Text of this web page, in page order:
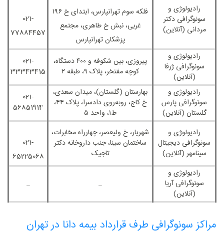
رادیولوژی و
سونوگرافی دکتر
مردانی (آنلاین)
فلکه سوم تهرانپارس، ابتدای خ ۱۹۶
غربی، نبش خ طاهری، مجتمع
پزشکان تهرانپارس
021-
77884457
رادیولوژی و
سونوگرافی ژرفا
(آنلاین)
پیروزی، بین شکوفه و ۴۰۰ دستگاه،
کوچه مفتخر، پلاک ۹، طبقه ۲
021-
33343415
رادیولوژی و
سونوگرافی پارس
گلستان (آنلاین)
بهارستان (گلستان)، میدان سعدی،
خ کاج، روبه‌روی دادسرا، پلاک ۴۴،
ط۱، واحد ۵
021-
56851914
رادیولوژی و
سونوگرافی دیجیتال
سینامهر (آنلاین)
شهریار، خ ولیعصر، چهارراه مخابرات،
ساختمان سینا، جنب داروخانه دکتر
تاجیک
021-
65225068
رادیولوژی و
سونوگرافی آریا
(آنلاین)
_
_
مراکز سونوگرافی طرف قرارداد بیمه دانا در تهران